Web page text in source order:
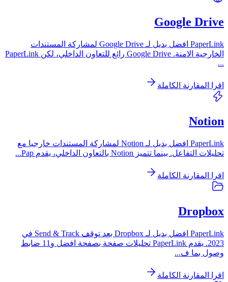
Google Drive
PaperLink افضل بديل لـ Google Drive لمشاركة المستندات
الخارجية الامنة. Google Drive رائع للتعاون الداخلي، لكن PaperLink
...
اقرا المقارنة الكاملة
Notion
PaperLink افضل بديل لـ Notion لمشاركة المستندات خارجيا مع
تحليلات التفاعل. بينما تتميز Notion بالتعاون الداخلي، يقدم Pap
...
اقرا المقارنة الكاملة
Dropbox
PaperLink افضل بديل لـ Dropbox بعد توقف Send & Track في
2023. يقدم PaperLink تحليلات صفحة بصفحة افضل و11 ضابط
وصول بما ف...
اقرا المقارنة الكاملة